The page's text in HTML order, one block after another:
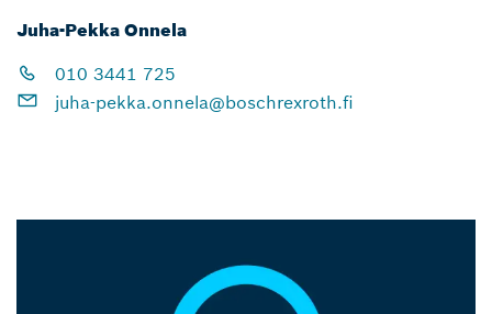
Juha-Pekka Onnela
010 3441 725
juha-pekka.onnela@boschrexroth.fi